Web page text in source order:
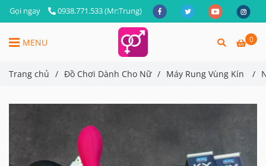
Gọi ngay 0938.771.533 (Mr:Trung)
0
MENU
Trang chủ / Đồ Chơi Dành Cho Nữ / Máy Rung Vùng Kín /